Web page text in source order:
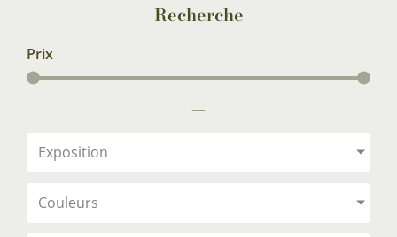
Recherche
Prix
—
Exposition
Couleurs